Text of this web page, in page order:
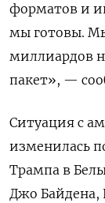
форматов и
мы готовы.
миллиардов
пакет», —
Ситуация с
изменилась
Трампа в
Джо Байдена,